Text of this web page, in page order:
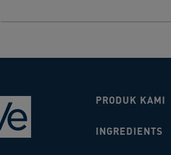
PRODUK KAMI
INGREDIENTS